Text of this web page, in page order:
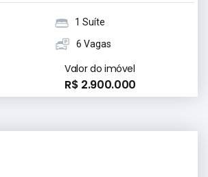
1 Suíte
6 Vagas
Valor do imóvel
R$ 2.900.000